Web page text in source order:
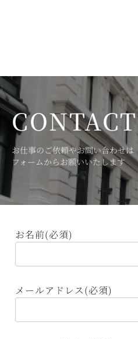
CONTACT
お仕事のご依頼やお問い合わせは
フォームからお願いいたします
お名前(必須)
メールアドレス(必須)